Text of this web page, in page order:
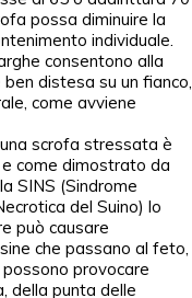
possa diminuire la
individuale.
consentono alla
distesa su un fianco,
come avviene
scrofa stressata è
come dimostrato da
SINS (Sindrome
del Suino) lo
può causare
che passano al feto,
provocare
della punta delle